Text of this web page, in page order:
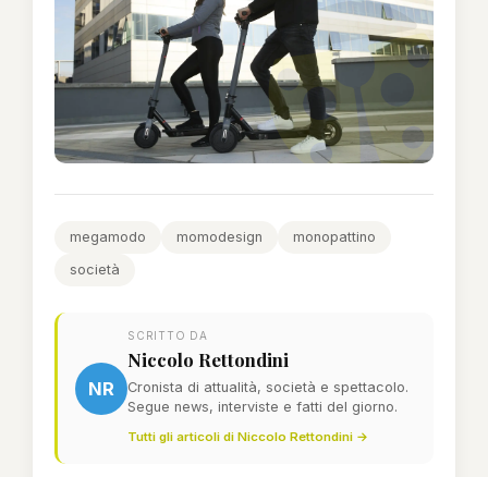
megamodo momodesign
monopattino
società
NR
SCRITTO DA
Niccolo Rettondini
Cronista di attualità, società e spettacolo.
Segue news, interviste e fatti del giorno.
Tutti gli articoli di Niccolo Rettondini →